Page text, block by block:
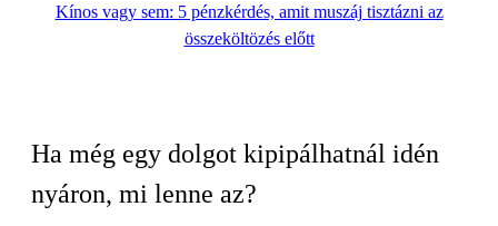
Kínos vagy sem: 5 pénzkérdés, amit muszáj tisztázni az
összeköltözés előtt
Ha még egy dolgot kipipálhatnál idén
nyáron, mi lenne az?